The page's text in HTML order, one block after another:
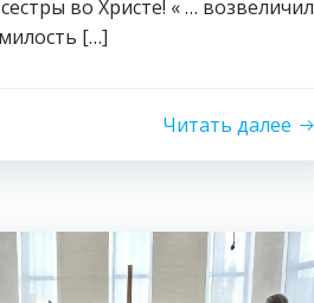
во Христе! « … возвеличил
[…]
Читать далее